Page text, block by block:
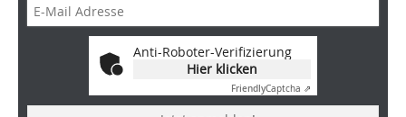
Anti-Roboter-Verifizierung
Hier klicken
FriendlyCaptcha ⇗